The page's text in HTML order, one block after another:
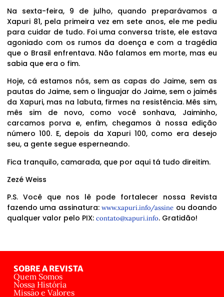
Na sexta-feira, 9 de julho, quando preparávamos a
Xapuri 81, pela primeira vez em sete anos, ele me pediu
para cuidar de tudo. Foi uma conversa triste, ele estava
agoniado com os rumos da doença e com a tragédia
que o Brasil enfrentava. Não falamos em morte, mas eu
sabia que era o fim.
Hoje, cá estamos nós, sem as capas do Jaime, sem as
pautas do Jaime, sem o linguajar do Jaime, sem o jaimês
da Xapuri, mas na labuta, firmes na resistência. Mês sim,
mês sim de novo, como você sonhava, Jaiminho,
carcamos porva e, enfim, chegamos à nossa edição
número 100. E, depois da Xapuri 100, como era desejo
seu, a gente segue esperneando.
Fica tranquilo, camarada, que por aqui tá tudo direitim.
Zezé Weiss
P.S. Você que nos lê pode fortalecer nossa Revista
fazendo uma assinatura:www.xapuri.info/assine ou doando
qualquer valor pelo PIX: contato@xapuri.info. Gratidão!
SOBRE A REVISTA
Quem Somos
Nossa História
Missão e Valores